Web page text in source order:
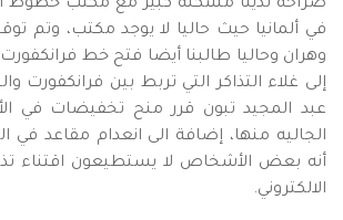
صراحه لدينا مشكله كبير مع مكتب خطوط
في ألمانيا حيث حاليا لا يوجد مكتب، وتم
وهران وحاليا طالبنا أيضا فتح خط
إلى غلاء التذاكر التي تربط بين فرانكفورت
عبد المجيد تبون قرر منح تخفيضات في
الجاليه منها، إضافة الى انعدام مقاعد في
أنه بعض الأشخاص لا يستطيعون اقتناء
الالكتروني.